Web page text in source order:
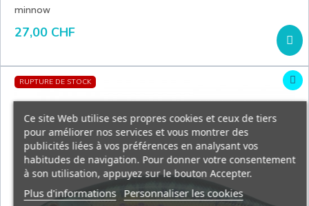
minnow
27,00 CHF
RUPTURE DE STOCK
Ce site Web utilise ses propres cookies et ceux de tiers
pour améliorer nos services et vous montrer des
publicités liées à vos préférences en analysant vos
habitudes de navigation. Pour donner votre consentement
à son utilisation, appuyez sur le bouton Accepter.
Plus d'informations Personnaliser les cookies